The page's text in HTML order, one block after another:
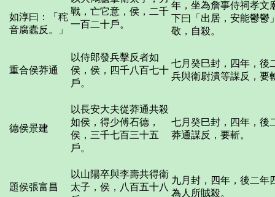
如淳曰：「秺
音腐蠹反。」
戰，亡它意，侯，二千
一百二十戶。
年，坐為詹事侍祠孝文
下曰「出居，安能鬱鬱
敬，自殺。
重合侯莽通
以侍郎發兵擊反者如
侯，侯，四千八百七十
戶。
七月癸巳封，四年，後
兵與衛尉潰等謀反，要
德侯景建
以長安大夫從莽通共殺
如侯，得少傅石德，
侯，三千七百三十五
戶。
七月癸巳封，四年，後
莽通謀反，要斬。
題侯張富昌
以山陽卒與李壽共得衛
太子，侯，八百五十八
九月封，四年，後二年
為人所賊殺。